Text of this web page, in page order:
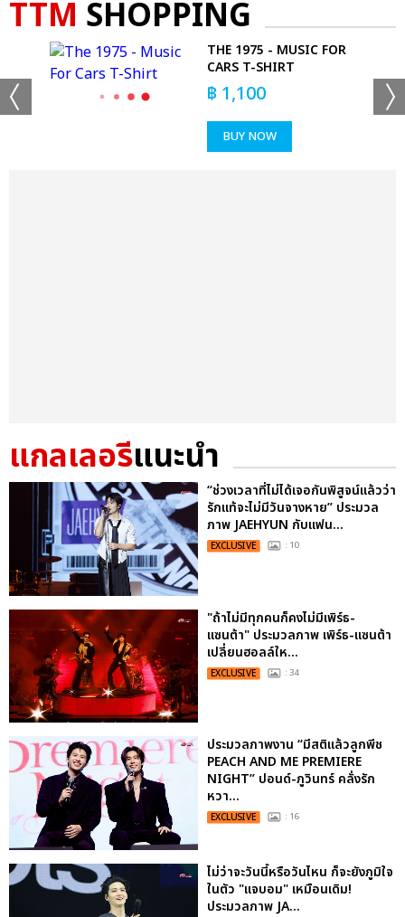
TTM SHOPPING
THE 1975 - MUSIC FOR
CARS T-SHIRT
฿ 1,100
BUY NOW
แกลเลอรีแนะนำ
“ช่วงเวลาที่ไม่ได้เจอกันพิสูจน์แล้วว่า
รักแท้จะไม่มีวันจางหาย” ประมวล
ภาพ JAEHYUN กับแฟน...
EXCLUSIVE : 10
"ถ้าไม่มีทุกคนก็คงไม่มีเพิร์ธ-
แซนต้า" ประมวลภาพ เพิร์ธ-แซนต้า
เปลี่ยนฮอลล์ให...
EXCLUSIVE : 34
ประมวลภาพงาน “มีสติแล้วลูกพีช
PEACH AND ME PREMIERE
NIGHT” ปอนด์-ภูวินทร์ คลั่งรัก
หวา...
EXCLUSIVE : 16
ไม่ว่าจะวันนี้หรือวันไหน ก็จะยังภูมิใจ
ในตัว "แจบอม" เหมือนเดิม!
ประมวลภาพ JA...